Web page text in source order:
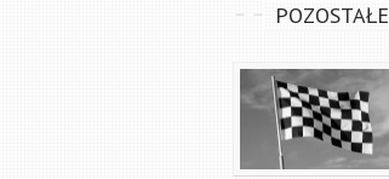
POZOSTAŁE